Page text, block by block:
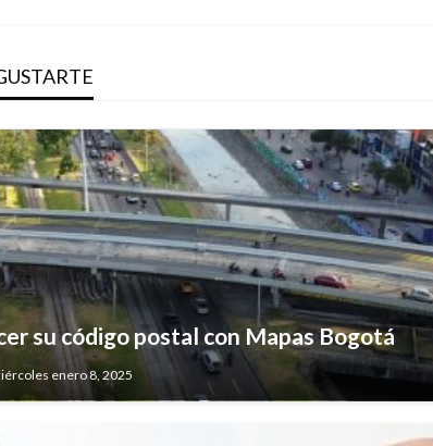
su código postal con Mapas Bogotá
enero 8, 2025